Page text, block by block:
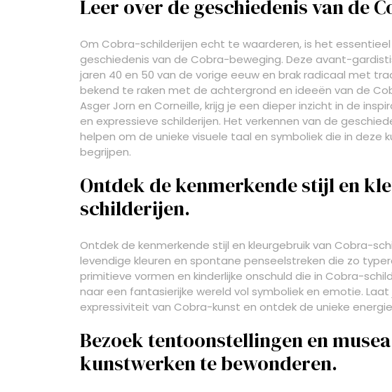
Leer over de geschiedenis van de
Om Cobra-schilderijen echt te waarderen, is het
geschiedenis van de Cobra-beweging. Deze avant-
jaren 40 en 50 van de vorige eeuw en brak radicaal met
bekend te raken met de achtergrond en ideeën van de
Asger Jorn en Corneille, krijg je een dieper inzicht in de
en expressieve schilderijen. Het verkennen van de
helpen om de unieke visuele taal en symboliek die in deze
begrijpen.
Ontdek de kenmerkende stijl en
schilderijen.
Ontdek de kenmerkende stijl en kleurgebruik van Cobra-
levendige kleuren en spontane penseelstreken die zo
primitieve vormen en kinderlijke onschuld die in Cobra-
naar een fantasierijke wereld vol symboliek en emotie.
expressiviteit van Cobra-kunst en ontdek de unieke
Bezoek tentoonstellingen en
kunstwerken te bewonderen.